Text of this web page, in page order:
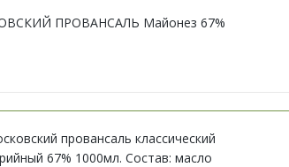
провансаль классический
67% 1000мл. Состав: масло